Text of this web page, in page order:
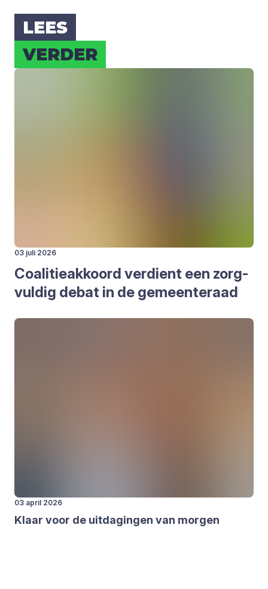
LEES
VER­DER
03 juli 2026
Coa­li­tie­ak­koord ver­dient een zorg­
vul­dig debat in de gemeen­te­raad
03 april 2026
Klaar voor de uit­da­gin­gen van mor­gen